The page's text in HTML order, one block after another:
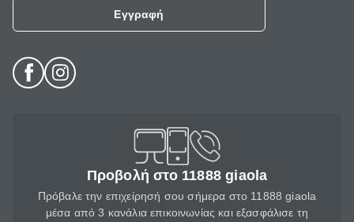
Εγγραφή
Προβολή στο 11888 giaola
Πρόβαλε την επιχείρησή σου σήμερα στο 11888 giaola
μέσα από 3 κανάλια επικοινωνίας και εξασφάλισε τη